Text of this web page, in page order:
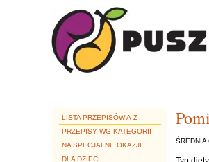
LISTA PRZEPISÓW A-Z
PRZEPISY WG KATEGORII
NA SPECJALNE OKAZJE
DLA DZIECI
ŚREDNIA